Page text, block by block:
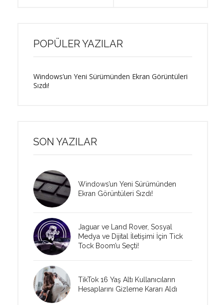
POPÜLER YAZILAR
Windows’un Yeni Sürümünden Ekran Görüntüleri
Sızdı!
SON YAZILAR
Windows’un Yeni Sürümünden
Ekran Görüntüleri Sızdı!
Jaguar ve Land Rover, Sosyal
Medya ve Dijital İletişimi İçin Tick
Tock Boom’u Seçti!
TikTok 16 Yaş Altı Kullanıcıların
Hesaplarını Gizleme Kararı Aldı